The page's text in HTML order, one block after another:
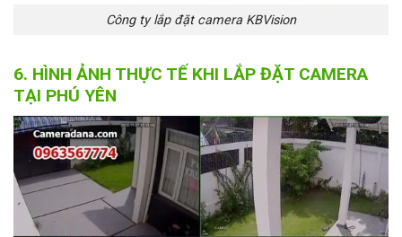
Công ty lắp đặt camera KBVision
6. HÌNH ẢNH THỰC TẾ KHI LẮP ĐẶT CAMERA
TẠI PHÚ YÊN